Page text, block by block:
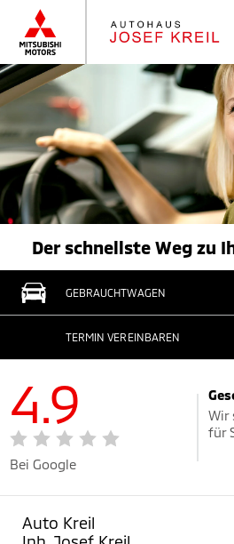
Der schnellste Weg zu
GEBRAUCHTWAGEN
TERMIN VEREINBAREN
4.9
Bei Google
Wir
für
Auto Kreil